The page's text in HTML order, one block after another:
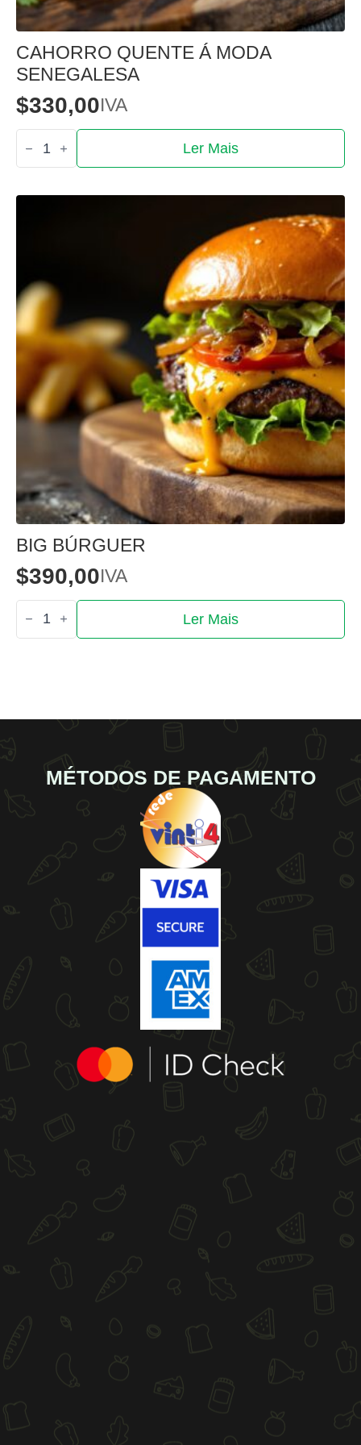
CAHORRO QUENTE Á MODA
SENEGALESA
$330,00IVA
Quantidade
de
Cahorro
á
Ler Mais
BIG BÚRGUER
$390,00IVA
Quantidade
de
Big
Ler Mais
MÉTODOS DE PAGAMENTO